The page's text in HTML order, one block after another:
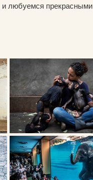
и любуемся прекрасными